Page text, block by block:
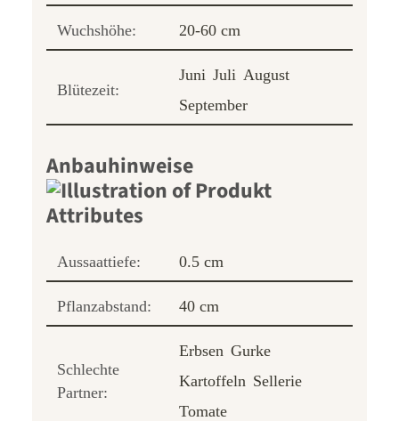
Wuchshöhe: 20-60 cm
Blütezeit:
Juni Juli August
September
Anbauhinweise
Aussaattiefe: 0.5 cm
Pflanzabstand: 40 cm
Schlechte
Partner:
Erbsen Gurke
Kartoffeln Sellerie
Tomate